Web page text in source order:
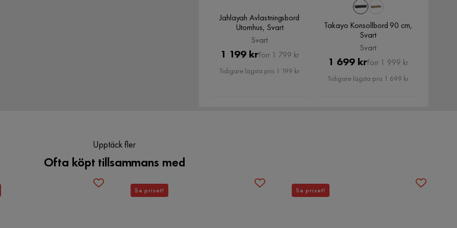
Jahlayah Avlastningsbord
Utomhus, Svart
Svart
Pris
1 199 krOriginal
Pris
Förr 1 799 kr
Tidigare lägsta pris 1 199 kr
Takayo Konsollbord 90 cm,
Svart
Svart
Pris
1 699 krOriginal
Pris
Förr 1 999 kr
Tidigare lägsta pris 1 699 kr
Upptäck fler
Ofta köpt tillsammans med
Se priset! Se priset!